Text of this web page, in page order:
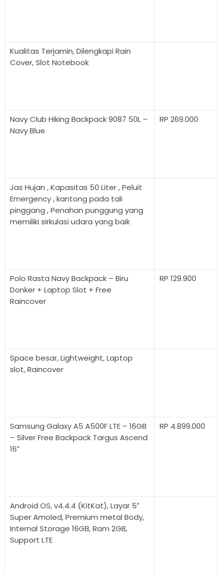
Kualitas Terjamin, Dilengkapi Rain
Cover, Slot Notebook
Navy Club Hiking Backpack 9087 50L –
Navy Blue
RP 269.000
Jas Hujan , Kapasitas 50 Liter , Peluit
Emergency , kantong pada tali
pinggang , Penahan punggung yang
memiliki sirkulasi udara yang baik
Polo Rasta Navy Backpack – Biru
Donker + Laptop Slot + Free
Raincover
RP 129.900
Space besar, Lightweight, Laptop
slot, Raincover
Samsung Galaxy A5 A500F LTE – 16GB
– Silver Free Backpack Targus Ascend
16″
RP 4.899.000
Android OS, v4.4.4 (KitKat), Layar 5″
Super Amoled, Premium metal Body,
Internal Storage 16GB, Ram 2GB,
Support LTE